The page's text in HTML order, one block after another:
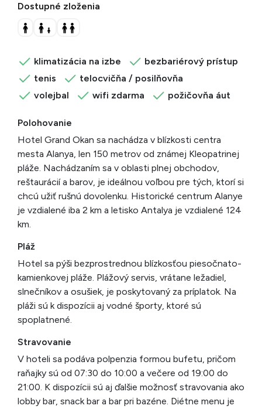
Dostupné zloženia
klimatizácia na izbe
bezbariérový prístup
tenis
telocvičňa / posilňovňa
volejbal
wifi zdarma požičovňa áut
Polohovanie
Hotel Grand Okan sa nachádza v blízkosti centra
mesta Alanya, len 150 metrov od známej Kleopatrinej
pláže. Nachádzaním sa v oblasti plnej obchodov,
reštaurácií a barov, je ideálnou voľbou pre tých, ktorí si
chcú užiť rušnú dovolenku. Historické centrum Alanye
je vzdialené iba 2 km a letisko Antalya je vzdialené 124
km.
Pláž
Hotel sa pýši bezprostrednou blízkosťou piesočnato-
kamienkovej pláže. Plážový servis, vrátane ležadiel,
slnečníkov a osušiek, je poskytovaný za príplatok. Na
pláži sú k dispozícii aj vodné športy, ktoré sú
spoplatnené.
Stravovanie
V hoteli sa podáva polpenzia formou bufetu, pričom
raňajky sú od 07:30 do 10:00 a večere od 19:00 do
21:00. K dispozícii sú aj ďalšie možnosť stravovania ako
lobby bar, snack bar a bar pri bazéne. Diétne menu je